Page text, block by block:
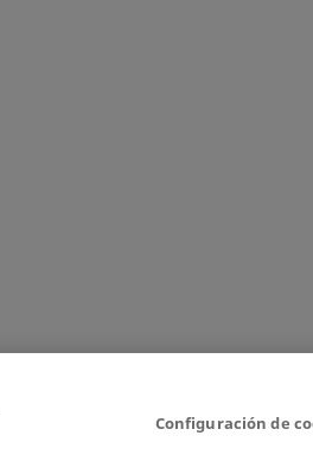
Sistema
Configuración de